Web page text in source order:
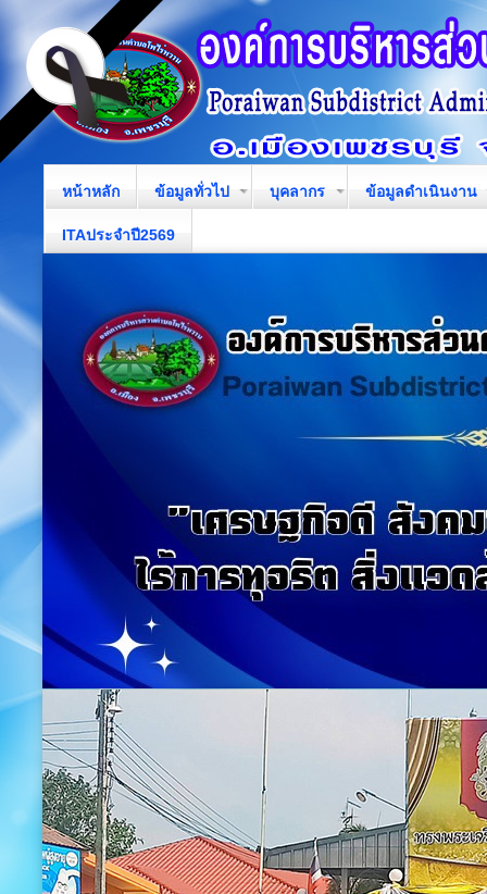
หน้าหลัก ข้อมูลทั่วไป บุคลากร ข้อมูลดำเนินงาน
ITAประจำปี2569